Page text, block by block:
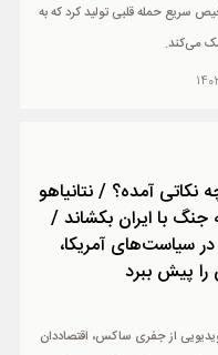
سریع حمله قلبی تولید کرد که به
می‌کند.
نکاتی آمده؟ / نتانیاهو
با ایران بکشاند /
سیاست‌های آمریکا،
پیش ببرد
از جفری ساکس، اقتصاددان